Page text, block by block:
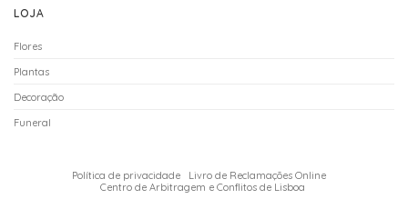
LOJA
Flores
Plantas
Decoração
Funeral
Política de privacidade
Livro de Reclamações Online
Centro de Arbitragem e Conflitos de Lisboa